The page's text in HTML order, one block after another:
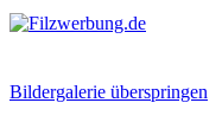
Bildergalerie überspringen